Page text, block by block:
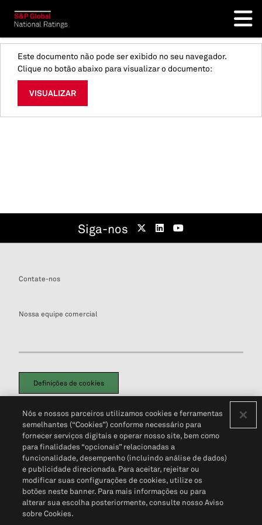
Este documento não pode ser exibido no seu navegador.
Clique no botão abaixo para visualizar o documento:
VISUALIZAR
Siga-nos
Contate-nos
Nossa equipe comercial
Definições de cookies
Política de PrivacidadePortal de privacidade do cliente (em inglês)
Não Venda Minhas Informações Pessoais© 2026 S&P Global
Nós e nossos parceiros utilizamos cookies e ferramentas
semelhantes (“Cookies”) conforme necessário para
fornecer serviços digitais e operar nosso site, bem como
para finalidades “opcionais” relacionadas a
funcionalidade, desempenho (incluindo análise de dados)
e publicidade direcionada. Para aceitar, rejeitar ou
modificar suas configurações de cookies, utilize os
botões neste banner. Para mais informações ou para
alterar sua escolha posteriormente, consulte nosso Aviso
sobre Cookies.